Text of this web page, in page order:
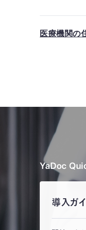
医療機関の
YaDoc
導入ガ